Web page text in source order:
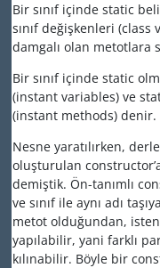
Bir sınıf içinde static
sınıf değişkenleri
damgalı olan metotlara
Bir sınıf içinde static
(instant variables) ve
(instant methods) denir.
Nesne yaratılırken,
oluşturulan
demiştik. Ön-tanımlı
ve sınıf ile aynı adı
metot olduğundan,
yapılabilir, yani farklı
kılınabilir. Böyle bir